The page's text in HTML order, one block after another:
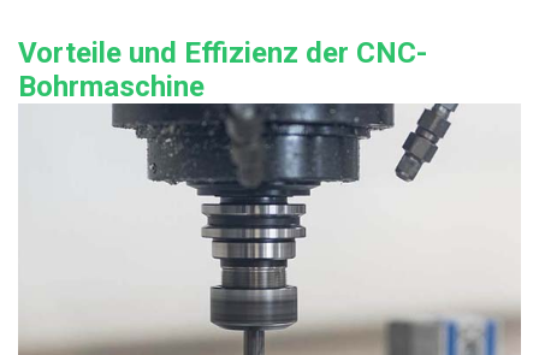
Vorteile und Effizienz der CNC-
Bohrmaschine